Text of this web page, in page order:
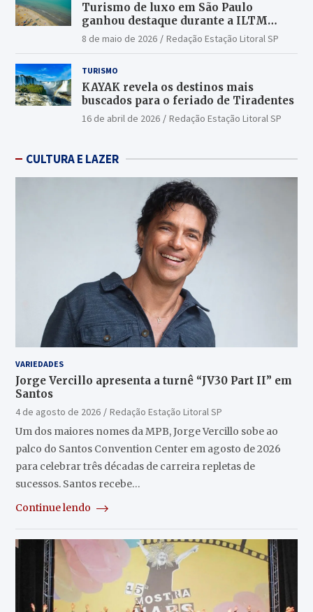
Turismo de luxo em São Paulo
ganhou destaque durante a ILTM
Latin America 2026
8 de maio de 2026 Redação Estação Litoral SP
TURISMO
KAYAK revela os destinos mais
buscados para o feriado de Tiradentes
16 de abril de 2026 Redação Estação Litoral SP
CULTURA E LAZER
VARIEDADES
Jorge Vercillo apresenta a turnê “JV30 Part II” em
Santos
4 de agosto de 2026
Redação Estação Litoral SP
Um dos maiores nomes da MPB, Jorge Vercillo sobe ao
palco do Santos Convention Center em agosto de 2026
para celebrar três décadas de carreira repletas de
sucessos. Santos recebe…
Continue lendo